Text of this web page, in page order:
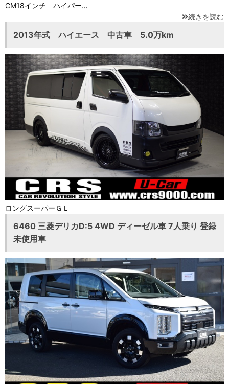
CM18インチ ハイパー…
続きを読む
2013年式 ハイエース 中古車 5.0万km
ロングスーパーＧＬ
6460 三菱デリカD:5 4WD ディーゼル車 7人乗り 登録
未使用車